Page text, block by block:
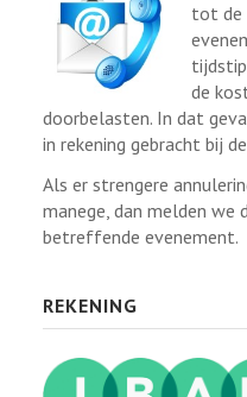
tot de
de
doorbelasten. In dat
in rekening gebracht bij
Als er strengere
manege, dan melden we
betreffende evenement.
REKENING